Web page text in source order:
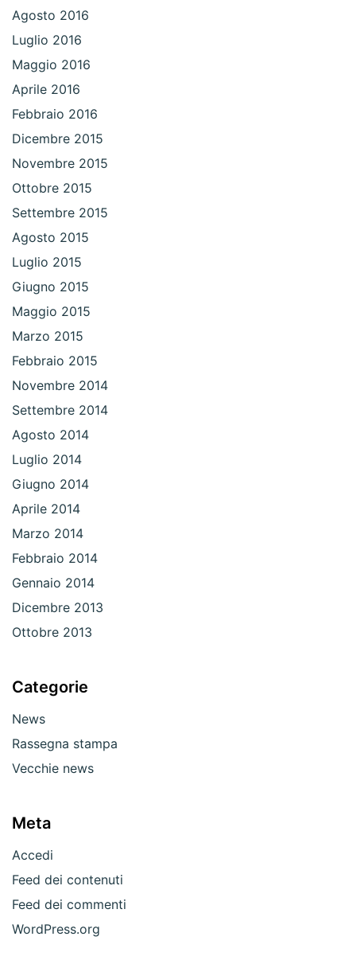
Agosto 2016
Luglio 2016
Maggio 2016
Aprile 2016
Febbraio 2016
Dicembre 2015
Novembre 2015
Ottobre 2015
Settembre 2015
Agosto 2015
Luglio 2015
Giugno 2015
Maggio 2015
Marzo 2015
Febbraio 2015
Novembre 2014
Settembre 2014
Agosto 2014
Luglio 2014
Giugno 2014
Aprile 2014
Marzo 2014
Febbraio 2014
Gennaio 2014
Dicembre 2013
Ottobre 2013
Categorie
News
Rassegna stampa
Vecchie news
Meta
Accedi
Feed dei contenuti
Feed dei commenti
WordPress.org